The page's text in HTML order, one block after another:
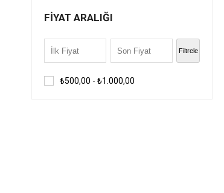
FIYAT ARALIĞI
Filtrele
₺500,00 - ₺1.000,00